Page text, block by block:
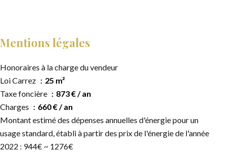
Mentions légales
Honoraires à la charge du vendeur
Loi Carrez
25 m²
Taxe foncière
873 € / an
Charges
660 € / an
Montant estimé des dépenses annuelles d'énergie pour un
usage standard, établi à partir des prix de l'énergie de l'année
2022 : 944€ ~ 1276€